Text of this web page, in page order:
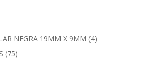
NEGRA 19MM X 9MM (4)
(75)